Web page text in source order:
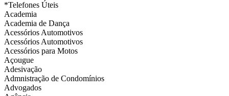
*Telefones Úteis
Academia
Academia de Dança
Acessórios Automotivos
Acessórios Automotivos
Acessórios para Motos
Açougue
Adesivação
Admnistração de Condomínios
Advogados